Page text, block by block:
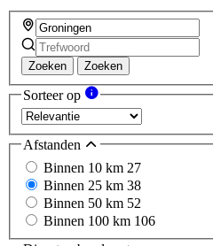
Zoeken Zoeken
Sorteer op
Afstanden
Binnen 10 km 27
Binnen 25 km 38
Binnen 50 km 52
Binnen 100 km 106